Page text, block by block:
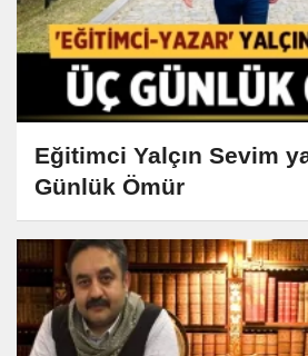
Eğitimci Yalçın Sevim
Günlük Ömür